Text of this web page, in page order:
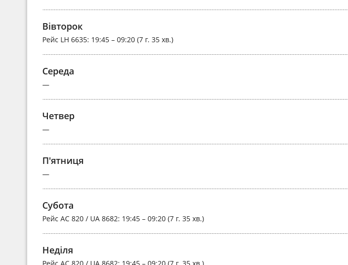
Вівторок
Рейс LH 6635: 19:45 – 09:20 (7 г. 35 хв.)
Середа
—
Четвер
—
П'ятниця
—
Субота
Рейс AC 820 / UA 8682: 19:45 – 09:20 (7 г. 35 хв.)
Неділя